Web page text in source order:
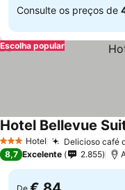
Consulte os preços de
Escolha popular
3 EstrelasHotel Delicioso café
Hotel Bellevue
8,7 Excelente 2.855
De